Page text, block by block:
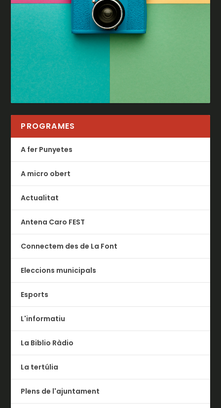
PROGRAMES
A fer Punyetes
A micro obert
Actualitat
Antena Caro FEST
Connectem des de La Font
Eleccions municipals
Esports
L'informatiu
La Biblio Ràdio
La tertúlia
Plens de l'ajuntament